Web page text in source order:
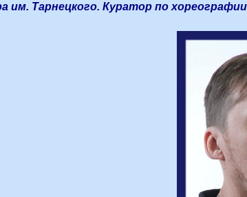
им. Тарнецкого. Куратор по